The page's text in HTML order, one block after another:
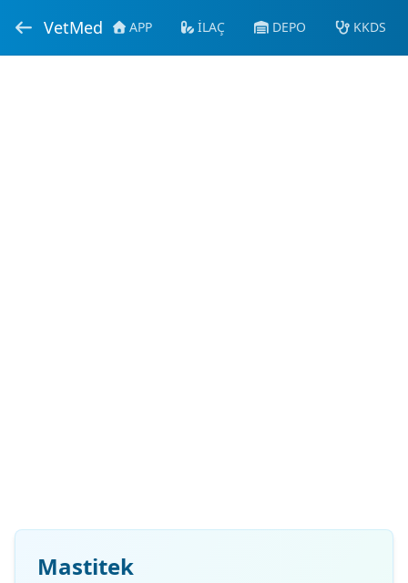
VetMed APP İLAÇ DEPO KKDS
Mastitek